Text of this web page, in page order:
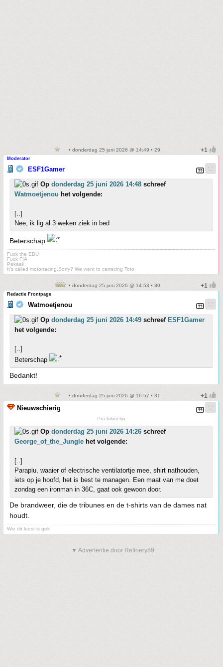
• donderdag 25 juni 2026 @ 14:49 • 29
Moderator
ESF1Gamer
Op donderdag 25 juni 2026 14:48 schreef
Watmoetjenou het volgende:
[..]
Nee, ik lig al 3 weken ziek in bed
Beterschap
Fuck the EBU
Fuck FIA
Pakaak
It's called motorracing.Sorry? We went to carracing Toto
• donderdag 25 juni 2026 @ 14:53 • 30
Redactie Frontpage
Watmoetjenou
Op donderdag 25 juni 2026 14:49 schreef ESF1Gamer
het volgende:
[..]
Beterschap
Bedankt!
• donderdag 25 juni 2026 @ 16:57 • 31
Nieuwschierig
Pro bikini-lijn
Op donderdag 25 juni 2026 14:26 schreef
George_of_the_Jungle het volgende:
[..]
Paraplu, waaier of electrische ventilatortje mee, shirt nathouden,
iets op je hoofd, het is best te managen. Een maat van me doet
zondag een ironman in 36C, gaat ook gewoon door.
De brandweer, die de tribunes en de t-shirts van de dames nat
houdt.
Wie dit leest is gek
▼ Advertentie door Refinery89